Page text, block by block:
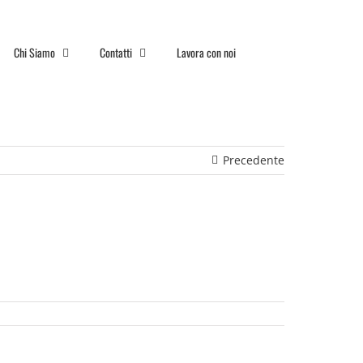
Chi Siamo Contatti Lavora con noi
Precedente